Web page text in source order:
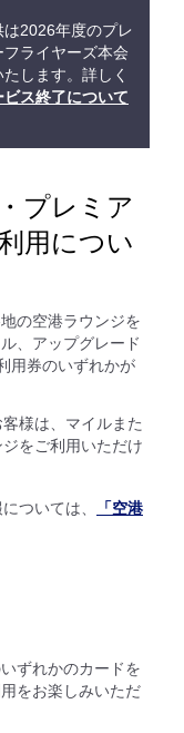
2026年度のプレ
ライヤーズ本会
します。詳しく
ス終了について
プレミア
用につい
の空港ラウンジを
、アップグレード
用券のいずれかが
様は、マイルまた
をご利用いただけ
ついては、
「空港
ずれかのカードを
をお楽しみいただ